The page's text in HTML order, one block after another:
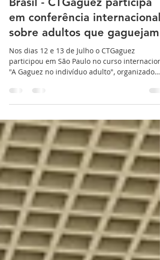
23 de jul. de 2019
1 min de leitura
Brasil - CTGaguez participa
em conferência internacional
sobre adultos que gaguejam
Nos dias 12 e 13 de Julho o CTGaguez
"A Gaguez no indivíduo adulto", organizado
pelo...